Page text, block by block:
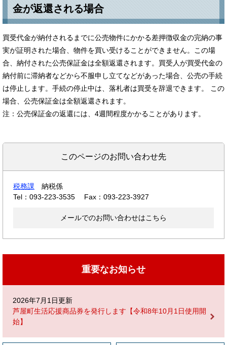
金が返還される場合
買受代金が納付されるまでに公売物件にかかる差押徴収金の完納の事
実が証明された場合、物件を買い受けることができません。この場
合、納付された公売保証金は全額返還されます。買受人が買受代金の
納付前に滞納者などから不服申し立てなどがあった場合、公売の手続
は停止します。手続の停止中は、落札者は買受を辞退できます。 この
場合、公売保証金は全額返還されます。
注：公売保証金の返還には、4週間程度かかることがあります。
このページのお問い合わせ先
税務課
納税係
Tel：093-223-3535
Fax：093-223-3927
メールでのお問い合わせはこちら
重要なお知らせ
2026年7月1日更新
芦屋町生活応援商品券を発行します【令和8年10月1日使用開
始】